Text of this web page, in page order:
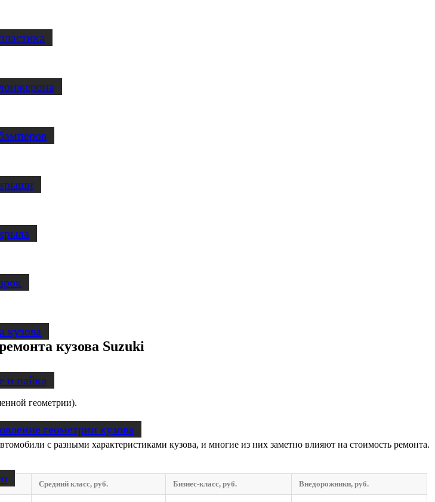
кузова
и пайка
геометрии кузова
кузова Suzuki
геометрии).
деталей).
с разными характеристиками кузова, и многие из них заметно влияют на стоимость ремонта.
Средний класс, руб. Бизнес-класс, руб. Внедорожники, руб.